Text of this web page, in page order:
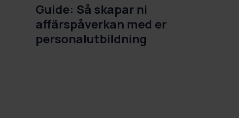
Guide: Så skapar ni
affärspåverkan med er
personalutbildning